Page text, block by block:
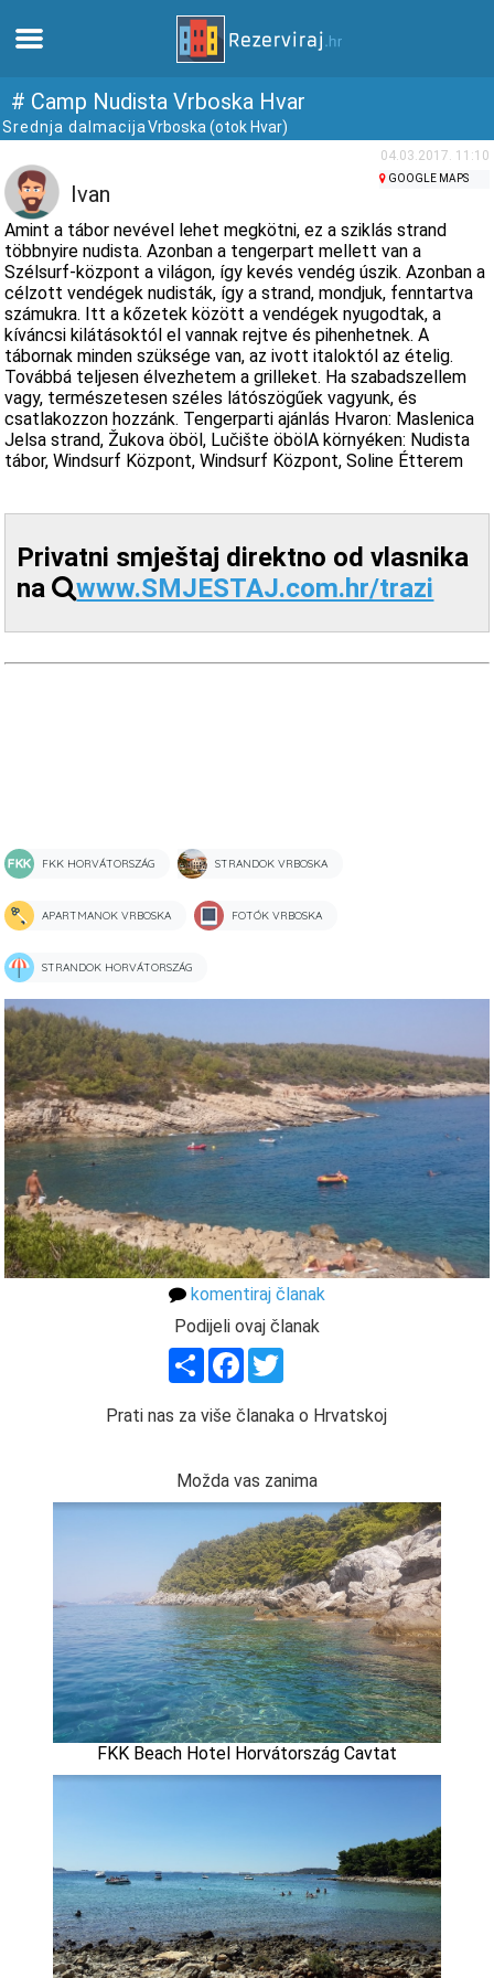
Otthon
Apartmanok
Turista információ
Strandok
webcams
Ismerkedjen meg Horvátországgal
múzeumok
# Camp Nudista Vrboska Hvar
Srednja dalmacija Vrboska (otok Hvar)
04.03.2017. 11:10
Ivan
GOOGLE MAPS
Amint a tábor nevével lehet megkötni, ez a sziklás strand
többnyire nudista. Azonban a tengerpart mellett van a
Szélsurf-központ a világon, így kevés vendég úszik. Azonban a
célzott vendégek nudisták, így a strand, mondjuk, fenntartva
számukra. Itt a kőzetek között a vendégek nyugodtak, a
kíváncsi kilátásoktól el vannak rejtve és pihenhetnek. A
tábornak minden szüksége van, az ivott italoktól az ételig.
Továbbá teljesen élvezhetem a grilleket. Ha szabadszellem
vagy, természetesen széles látószögűek vagyunk, és
csatlakozzon hozzánk. Tengerparti ajánlás Hvaron: Maslenica
Jelsa strand, Žukova öböl, Lučište öbölA környéken: Nudista
tábor, Windsurf Központ, Windsurf Központ, Soline Étterem
Privatni smještaj direktno od vlasnika
na
www.SMJESTAJ.com.hr/trazi
FKK HORVÁTORSZÁG STRANDOK VRBOSKA
APARTMANOK VRBOSKA FOTÓK VRBOSKA
STRANDOK HORVÁTORSZÁG
komentiraj članak
Podijeli ovaj članak
ShareFacebook
Prati nas za više članaka o Hrvatskoj
Možda vas zanima
FKK Beach Hotel Horvátország Cavtat